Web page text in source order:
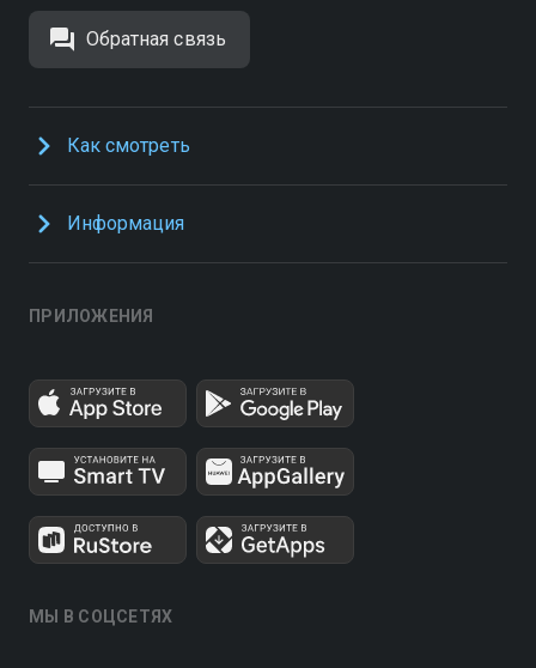
Обратная связь
Как смотреть
Информация
ПРИЛОЖЕНИЯ
МЫ В СОЦСЕТЯХ